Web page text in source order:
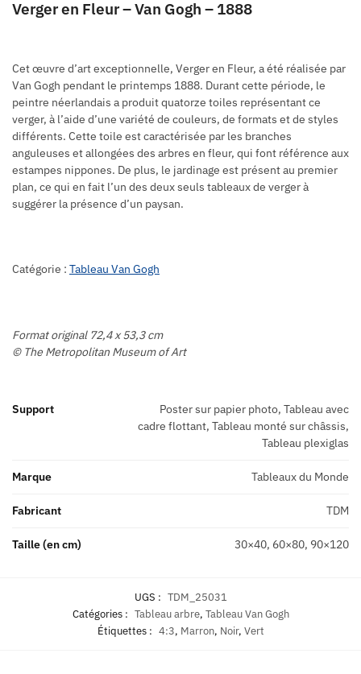
Verger en Fleur – Van Gogh – 1888
Cet œuvre d’art exceptionnelle, Verger en Fleur, a été réalisée par
Van Gogh pendant le printemps 1888. Durant cette période, le
peintre néerlandais a produit quatorze toiles représentant ce
verger, à l’aide d’une variété de couleurs, de formats et de styles
différents. Cette toile est caractérisée par les branches
anguleuses et allongées des arbres en fleur, qui font référence aux
estampes nippones. De plus, le jardinage est présent au premier
plan, ce qui en fait l’un des deux seuls tableaux de verger à
suggérer la présence d’un paysan.
Catégorie : Tableau Van Gogh
Format original 72,4 x 53,3 cm
© The Metropolitan Museum of Art
Support
Poster sur papier photo, Tableau avec
cadre flottant, Tableau monté sur châssis,
Tableau plexiglas
Marque Tableaux du Monde
Fabricant TDM
Taille (en cm) 30×40, 60×80, 90×120
UGS : TDM_25031
Catégories : Tableau arbre, Tableau Van Gogh
Étiquettes : 4:3, Marron, Noir, Vert